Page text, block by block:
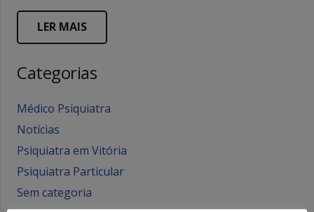
LER MAIS
Categorias
Médico Psiquiatra
Notícias
Psiquiatra em Vitória
Psiquiatra Particular
Sem categoria